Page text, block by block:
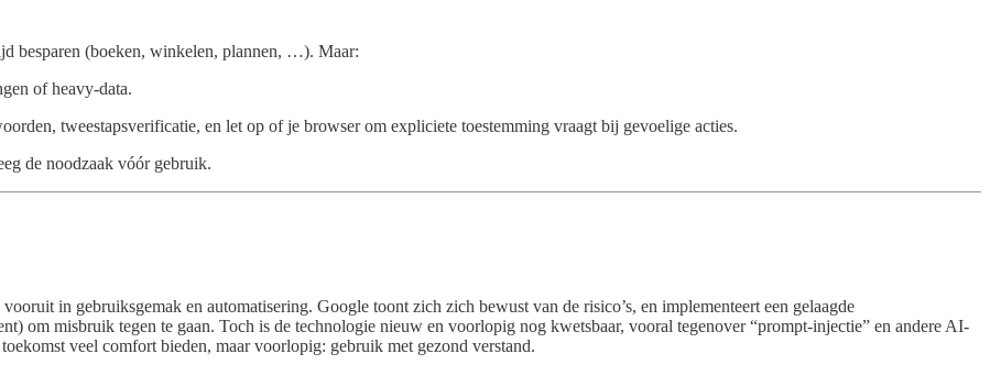
besparen (boeken, winkelen, plannen, …). Maar:
of heavy-data.
tweestapsverificatie, en let op of je browser om expliciete toestemming vraagt bij gevoelige acties.
de noodzaak vóór gebruik.
in gebruiksgemak en automatisering. Google toont zich zich bewust van de risico’s, en implementeert een gelaagde
om misbruik tegen te gaan. Toch is de technologie nieuw en voorlopig nog kwetsbaar, vooral tegenover “prompt-injectie” en andere AI-
veel comfort bieden, maar voorlopig: gebruik met gezond verstand.